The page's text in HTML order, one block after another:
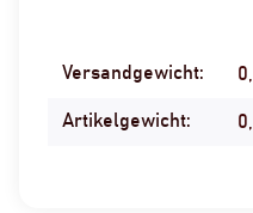
Produkteigenschaft
Wert
Versandgewicht:
Artikelgewicht: